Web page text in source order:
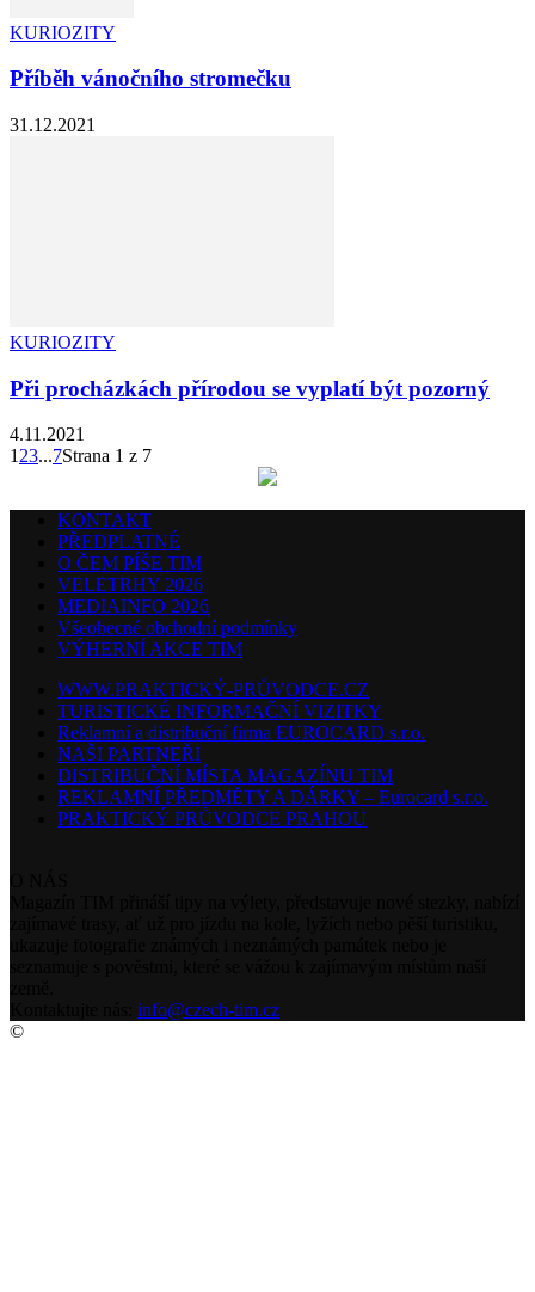
KURIOZITY
Příběh vánočního stromečku
31.12.2021
KURIOZITY
Při procházkách přírodou se vyplatí být pozorný
4.11.2021
123...7Strana 1 z 7
KONTAKT
PŘEDPLATNÉ
O ČEM PÍŠE TIM
VELETRHY 2026
MEDIAINFO 2026
Všeobecné obchodní podmínky
VÝHERNÍ AKCE TIM
WWW.PRAKTICKÝ-PRŮVODCE.CZ
TURISTICKÉ INFORMAČNÍ VIZITKY
Reklamní a distribuční firma EUROCARD s.r.o.
NAŠI PARTNEŘI
DISTRIBUČNÍ MÍSTA MAGAZÍNU TIM
REKLAMNÍ PŘEDMĚTY A DÁRKY – Eurocard s.r.o.
PRAKTICKÝ PRŮVODCE PRAHOU
info@czech-tim.cz
©